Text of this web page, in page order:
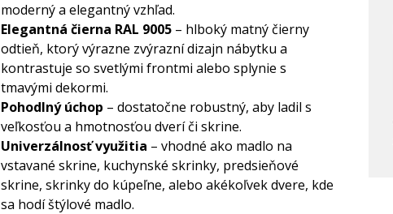
moderný a elegantný vzhľad.
Elegantná čierna RAL 9005– hlboký matný čierny
odtieň, ktorý výrazne zvýrazní dizajn nábytku a
kontrastuje so svetlými frontmi alebo splynie s
tmavými dekormi.
Pohodlný úchop – dostatočne robustný, aby ladil s
veľkosťou a hmotnosťou dverí či skrine.
Univerzálnosť využitia – vhodné ako madlo na
vstavané skrine, kuchynské skrinky, predsieňové
skrine, skrinky do kúpeľne, alebo akékoľvek dvere, kde
sa hodí štýlové madlo.